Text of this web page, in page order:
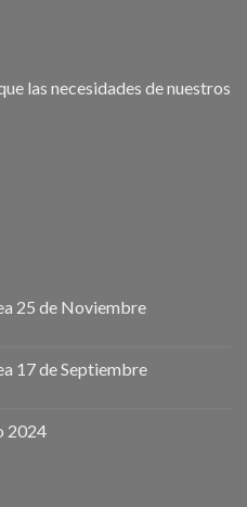
las necesidades de nuestros
25 de Noviembre
17 de Septiembre
2024